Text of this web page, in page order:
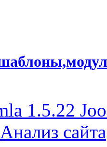
1.5.22
Анализ сайта